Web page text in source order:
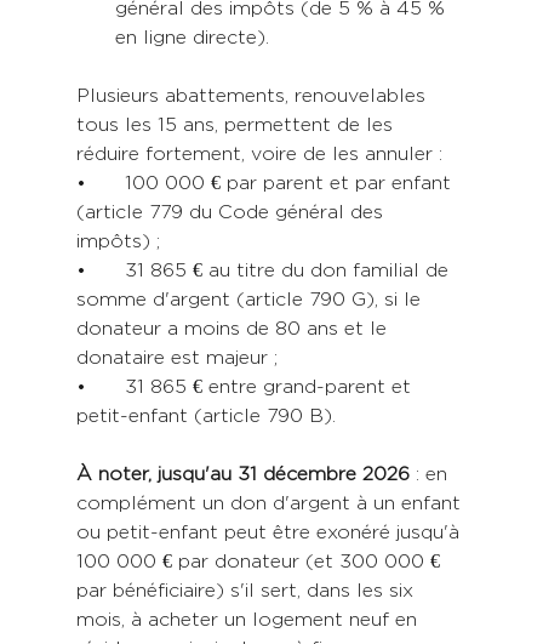
général des impôts (de 5 % à 45 %
en ligne directe).
Plusieurs abattements, renouvelables
tous les 15 ans, permettent de les
réduire fortement, voire de les annuler :
•	100 000 € par parent et par enfant
(article 779 du Code général des
impôts) ;
•	31 865 € au titre du don familial de
somme d'argent (article 790 G), si le
donateur a moins de 80 ans et le
donataire est majeur ;
•	31 865 € entre grand-parent et
petit-enfant (article 790 B).
À noter, jusqu'au 31 décembre 2026 : en
complément un don d'argent à un enfant
ou petit-enfant peut être exonéré jusqu'à
100 000 € par donateur (et 300 000 €
par bénéficiaire) s'il sert, dans les six
mois, à acheter un logement neuf en